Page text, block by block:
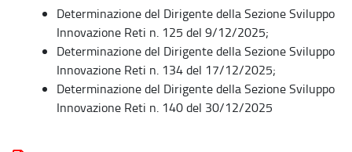
Determinazione del Dirigente della Sezione Sviluppo
Innovazione Reti n. 125 del 9/12/2025;
Determinazione del Dirigente della Sezione Sviluppo
Innovazione Reti n. 134 del 17/12/2025;
Determinazione del Dirigente della Sezione Sviluppo
Innovazione Reti n. 140 del 30/12/2025